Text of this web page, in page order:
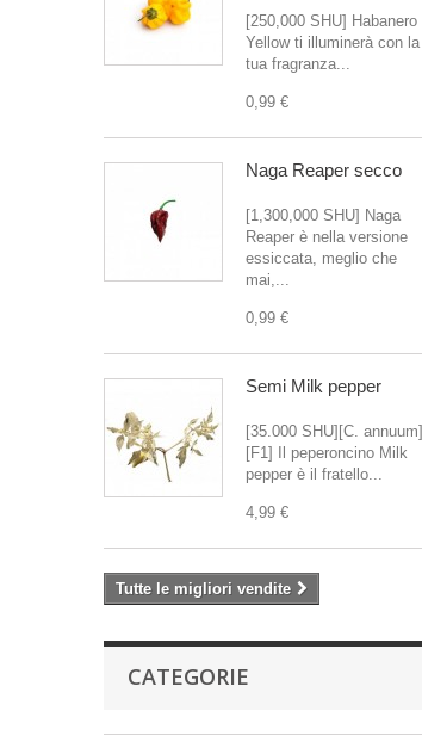
[250,000 SHU] Habanero
Yellow ti illuminerà con la
tua fragranza...
0,99 €
Naga Reaper secco
[1,300,000 SHU] Naga
Reaper è nella versione
essiccata, meglio che
mai,...
0,99 €
Semi Milk pepper
[35.000 SHU][C. annuum]
[F1] Il peperoncino Milk
pepper è il fratello...
4,99 €
Tutte le migliori vendite
CATEGORIE